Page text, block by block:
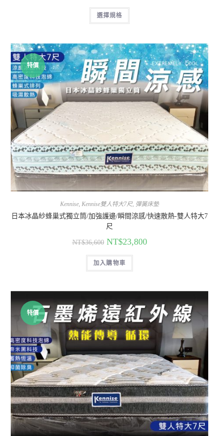
選擇規格
特價
Kennise, Kennise雙人特大7尺, 彈簧床墊
日本冰晶紗蜂巢式獨立筒/加強護邊/瞬間涼感/快速散熱-雙人特大7
尺
NT$36,600 NT$23,800
加入購物車
特價